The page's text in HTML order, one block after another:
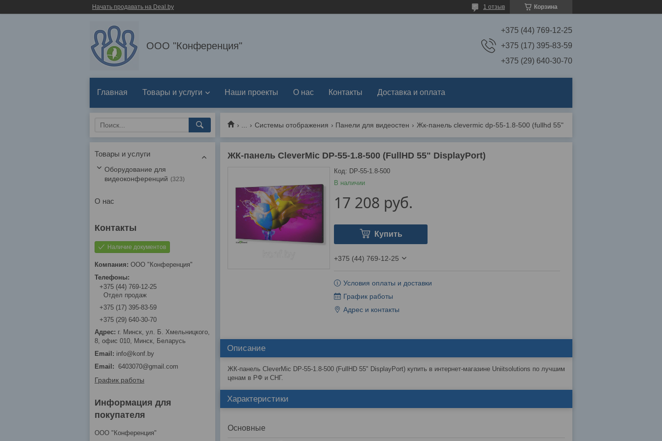
Начать продавать на Deal.by Корзина
1 отзыв
ООО "Конференция"
+375 (44) 769-12-25
+375 (17) 395-83-59
+375 (29) 640-30-70
Главная Товары и услуги Наши проекты О нас Контакты Доставка и оплата
Системы отображения Панели для видеостен
ЖК-панель CleverMic DP-55-1.8-500 (FullHD 55" DisplayPort)
В наличии
Код: DP-55-1.8-500
17 208 руб.
Купить
+375 (44) 769-12-25
Условия оплаты и доставки
График работы
Адрес и контакты
Описание
ЖК-панель CleverMic DP-55-1.8-500 (FullHD 55" DisplayPort) купить в интернет-магазине Uniitsolutions по лучшим
ценам в РФ и СНГ.
Характеристики
Основные
Товары и услуги
Оборудование для
видеоконференций
323
О нас
Наличие документов
ООО "Конференция"
+375 (44) 769-12-25
Отдел продаж
+375 (17) 395-83-59
+375 (29) 640-30-70
г. Минск, ул. Б. Хмельницкого,
8, офис 010, Минск, Беларусь
info@konf.by
Email
6403070@gmail.com
График работы
Информация для
покупателя
ООО "Конференция"